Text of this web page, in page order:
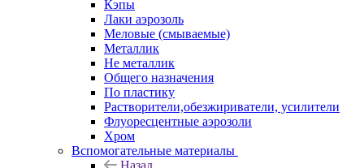
Кэпы
Лаки аэрозоль
Меловые (смываемые)
Металлик
Не металлик
Общего назначения
По пластику
Растворители,обезжириватели, усилители
Флуоресцентные аэрозоли
Хром
Вспомогательные материалы
Назад